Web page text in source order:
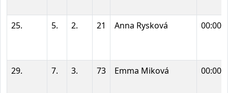
25. 5. 2. 21 Anna Rysková
29. 7. 3. 73 Emma Miková